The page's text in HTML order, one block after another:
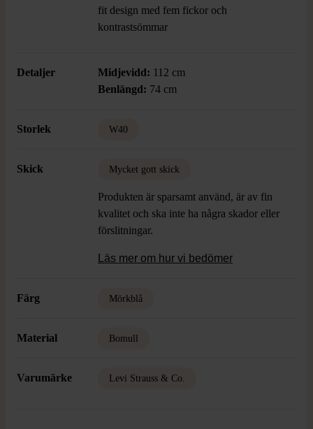
fit design med fem fickor och
kontrastsömmar
Detaljer Midjevidd: 112 cm
Benlängd: 74 cm
Storlek W40
Skick Mycket gott skick
Produkten är sparsamt använd, är av fin
kvalitet och ska inte ha några skador eller
förslitningar.
Läs mer om hur vi bedömer
Färg Mörkblå
Material Bomull
Varumärke Levi Strauss & Co.